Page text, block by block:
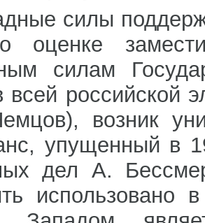
силы
оценке
силам
всей российской
возник
упущенный в
дел А.
использовано